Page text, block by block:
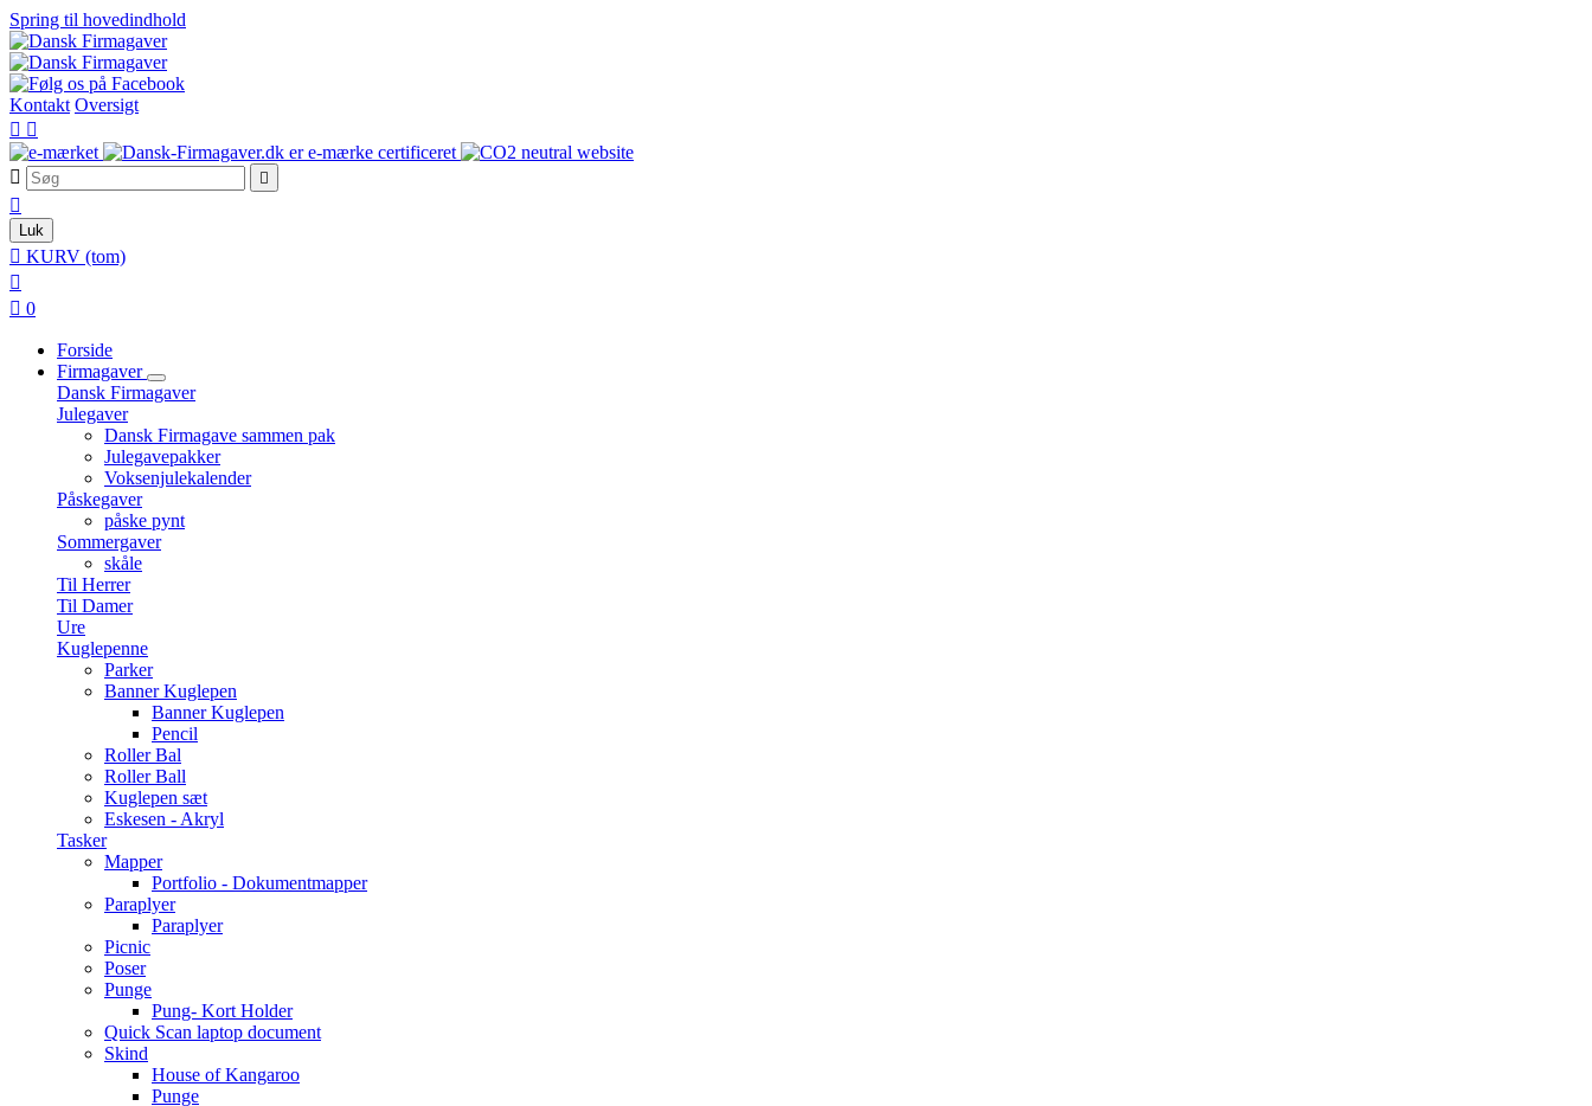
Spring til hovedindhold
Kontakt Oversigt
 
 

Luk
 KURV (tom)

 0
Forside
Firmagaver
Dansk Firmagaver
Julegaver
Dansk Firmagave sammen pak
Julegavepakker
Voksenjulekalender
Påskegaver
påske pynt
Sommergaver
skåle
Til Herrer
Til Damer
Ure
Kuglepenne
Parker
Banner Kuglepen
Banner Kuglepen
Pencil
Roller Bal
Roller Ball
Kuglepen sæt
Eskesen - Akryl
Tasker
Mapper
Portfolio - Dokumentmapper
Paraplyer
Paraplyer
Picnic
Poser
Punge
Pung- Kort Holder
Quick Scan laptop document
Skind
House of Kangaroo
Punge